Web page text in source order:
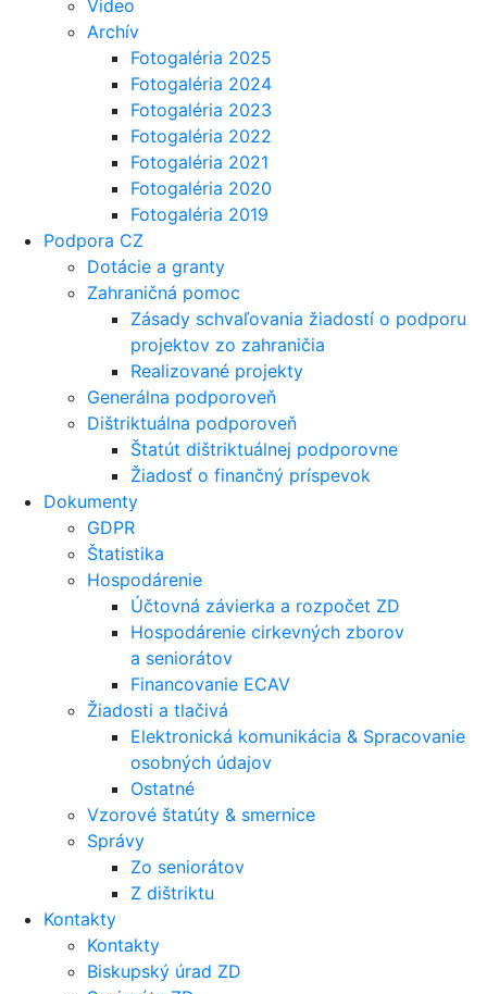
Video
Archív
Fotogaléria 2025
Fotogaléria 2024
Fotogaléria 2023
Fotogaléria 2022
Fotogaléria 2021
Fotogaléria 2020
Fotogaléria 2019
Podpora CZ
Dotácie a granty
Zahraničná pomoc
Zásady schvaľovania žiadostí o podporu
projektov zo zahraničia
Realizované projekty
Generálna podporoveň
Dištriktuálna podporoveň
Štatút dištriktuálnej podporovne
Žiadosť o finančný príspevok
Dokumenty
GDPR
Štatistika
Hospodárenie
Účtovná závierka a rozpočet ZD
Hospodárenie cirkevných zborov
a seniorátov
Financovanie ECAV
Žiadosti a tlačivá
Elektronická komunikácia & Spracovanie
osobných údajov
Ostatné
Vzorové štatúty & smernice
Správy
Zo seniorátov
Z dištriktu
Kontakty
Kontakty
Biskupský úrad ZD